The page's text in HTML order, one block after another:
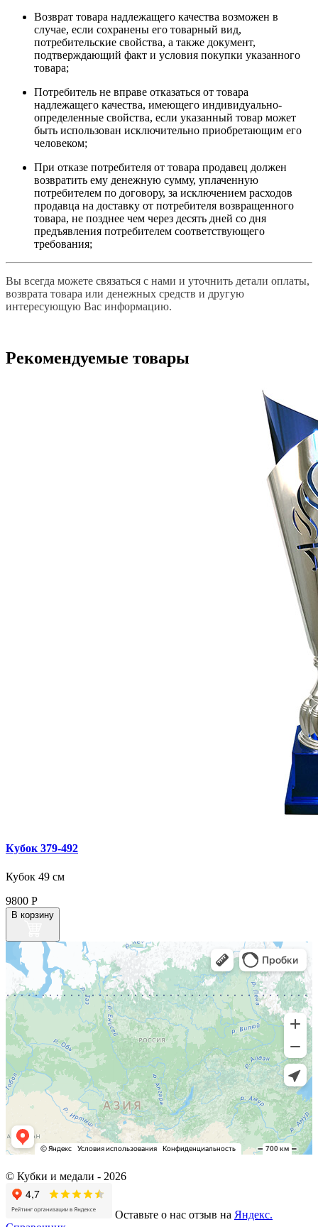
Возврат товара надлежащего качества возможен в
случае, если сохранены его товарный вид,
потребительские свойства, а также документ,
подтверждающий факт и условия покупки указанного
товара;
Потребитель не вправе отказаться от товара
надлежащего качества, имеющего индивидуально-
определенные свойства, если указанный товар может
быть использован исключительно приобретающим его
человеком;
При отказе потребителя от товара продавец должен
возвратить ему денежную сумму, уплаченную
потребителем по договору, за исключением расходов
продавца на доставку от потребителя возвращенного
товара, не позднее чем через десять дней со дня
предъявления потребителем соответствующего
требования;
Вы всегда можете связаться с нами и уточнить детали оплаты,
возврата товара или денежных средств и другую
интересующую Вас информацию.
Рекомендуемые товары
Кубок 379‑492
Кубок 49 см
9800 Р
В корзину
© Кубки и медали - 2026
Оставьте о нас отзыв на Яндекс.